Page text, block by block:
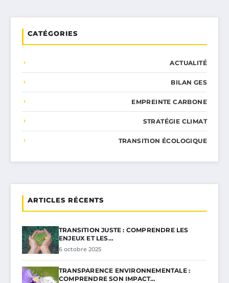
CATÉGORIES
ACTUALITÉ
BILAN GES
EMPREINTE CARBONE
STRATÉGIE CLIMAT
TRANSITION ÉCOLOGIQUE
ARTICLES RÉCENTS
TRANSITION JUSTE : COMPRENDRE LES
ENJEUX ET LES…
6 octobre 2025
TRANSPARENCE ENVIRONNEMENTALE :
COMPRENDRE SON IMPACT…